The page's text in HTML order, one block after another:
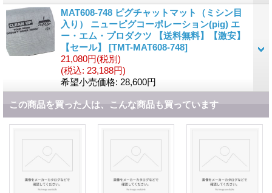
MAT608-748 ピグチャットマット（ミシン目
入り） ニューピグコーポレーション(pig) エ
ー・エム・プロダクツ 【送料無料】【激安】
【セール】 [TMT-MAT608-748]
21,080円(税別)
(税込: 23,188円)
希望小売価格: 28,600円
この商品を買った人は、こんな商品も買っています